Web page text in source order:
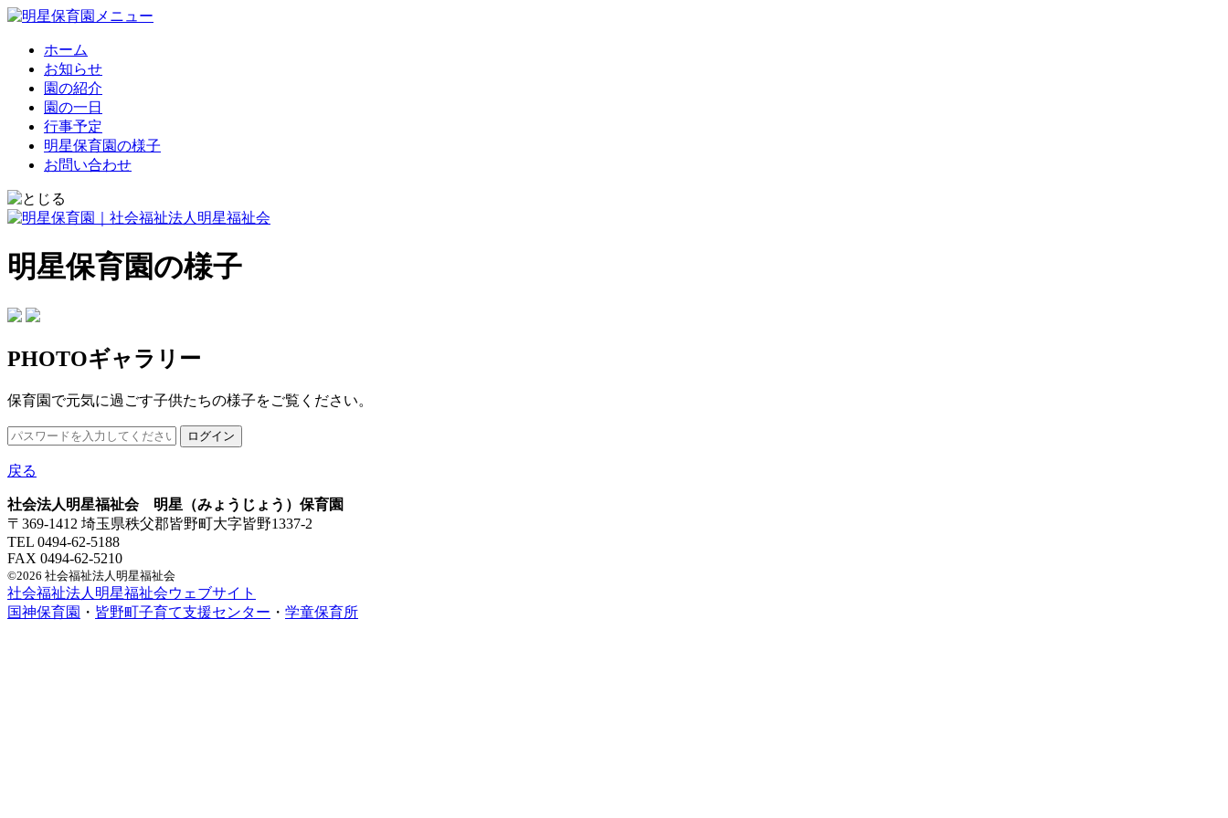
ホーム
お知らせ
園の紹介
園の一日
行事予定
明星保育園の様子
お問い合わせ
明星保育園の様子
PHOTOギャラリー
保育園で元気に過ごす子供たちの様子をご覧ください。
戻る
社会法人明星福祉会 明星（みょうじょう）保育園
〒369-1412 埼玉県秩父郡皆野町大字皆野1337-2
TEL 0494-62-5188
FAX 0494-62-5210
©2026 社会福祉法人明星福祉会
社会福祉法人明星福祉会ウェブサイト
国神保育園 ・ 皆野町子育て支援センター ・ 学童保育所